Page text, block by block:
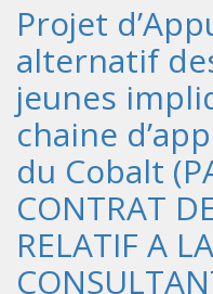
Projet
alternatif
jeunes
chaine
du Cobalt
CONTRAT
RELATIF A